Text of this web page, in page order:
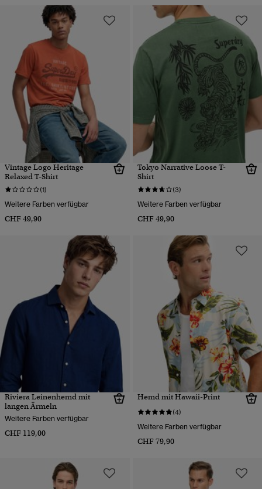
Vintage Logo Heritage
Relaxed T-Shirt
(1)
Weitere Farben verfügbar
CHF 49,90
Tokyo Narrative Loose T-
Shirt
(3)
Weitere Farben verfügbar
CHF 49,90
Riviera Leinenhemd mit
langen Ärmeln
Weitere Farben verfügbar
CHF 119,00
Hemd mit Hawaii-Print
(4)
Weitere Farben verfügbar
CHF 79,90